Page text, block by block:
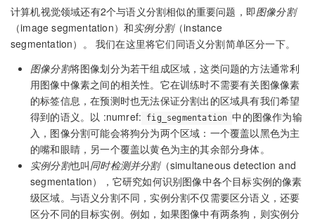
计算机视觉领域还有2个与语义分割相似的重要问题，即图像分割
（image segmentation）和实例分割（instance
segmentation）。 我们在这里将它们同语义分割简单区分一下。
图像分割将图像划分为若干组成区域，这类问题的方法通常利
用图像中像素之间的相关性。它在训练时不需要有关图像像素
的标签信息，在预测时也无法保证分割出的区域具有我们希望
得到的语义。以 :numref:
fig_segmentation 中的图像作为输
入，图像分割可能会将狗分为两个区域：一个覆盖以黑色为主
的嘴和眼睛，另一个覆盖以黄色为主的其余部分身体。
实例分割也叫同时检测并分割（simultaneous detection and
segmentation），它研究如何识别图像中各个目标实例的像素
级区域。与语义分割不同，实例分割不仅需要区分语义，还要
区分不同的目标实例。例如，如果图像中有两条狗，则实例分